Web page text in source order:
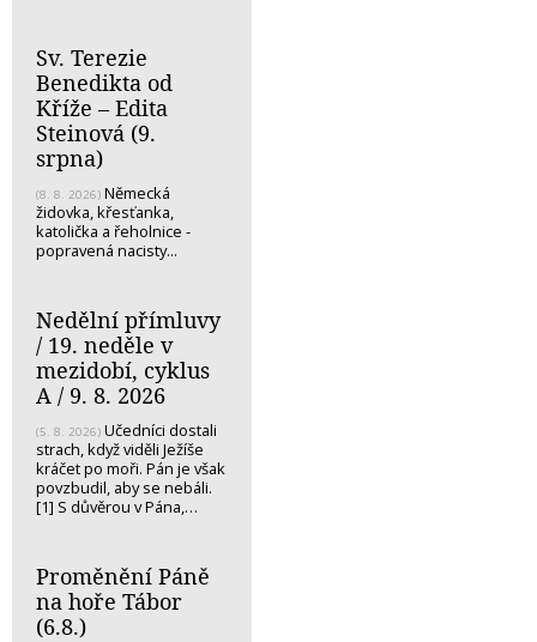
Sv. Terezie
Benedikta od
Kříže – Edita
Steinová (9.
srpna)
(8. 8. 2026) Německá
židovka, křesťanka,
katolička a řeholnice -
popravená nacisty...
Nedělní přímluvy
/ 19. neděle v
mezidobí, cyklus
A / 9. 8. 2026
(5. 8. 2026) Učedníci dostali
strach, když viděli Ježíše
kráčet po moři. Pán je však
povzbudil, aby se nebáli.
[1] S důvěrou v Pána,…
Proměnění Páně
na hoře Tábor
(6.8.)